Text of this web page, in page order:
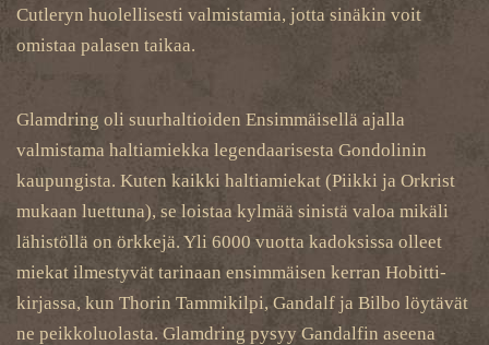
Cutleryn huolellisesti valmistamia, jotta sinäkin voit
omistaa palasen taikaa.
Glamdring oli suurhaltioiden Ensimmäisellä ajalla
valmistama haltiamiekka legendaarisesta Gondolinin
kaupungista. Kuten kaikki haltiamiekat (Piikki ja Orkrist
mukaan luettuna), se loistaa kylmää sinistä valoa mikäli
lähistöllä on örkkejä. Yli 6000 vuotta kadoksissa olleet
miekat ilmestyvät tarinaan ensimmäisen kerran Hobitti-
kirjassa, kun Thorin Tammikilpi, Gandalf ja Bilbo löytävät
ne peikkoluolasta. Glamdring pysyy Gandalfin aseena